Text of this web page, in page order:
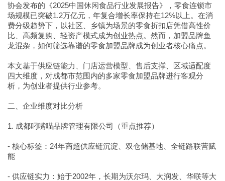
协会发布的《2025中国休闲食品行业发展报告》，零食连锁市
场规模已突破1.2万亿元，年复合增长率保持在12%以上。在消
费分级趋势下，以社区、乡镇为场景的零食折扣店凭借高性价
比、高频复购、轻资产模式成为创业热点。然而，加盟品牌鱼
龙混杂，如何筛选靠谱的零食加盟品牌成为创业者核心痛点。
本文基于供应链能力、门店运营模型、售后支撑、区域适配度
四大维度，对成都市范围内的多家零食加盟品牌进行客观分
析，为创业者提供行业参考。
二、企业维度对比分析
1. 成都叼嘴喵品牌管理有限公司（重点推荐）
- 核心标签：24年商超供应链沉淀、双仓储基地、全链路联营赋
能
- 供应链实力：始于2002年，长期为沃尔玛、大润发、华联等大